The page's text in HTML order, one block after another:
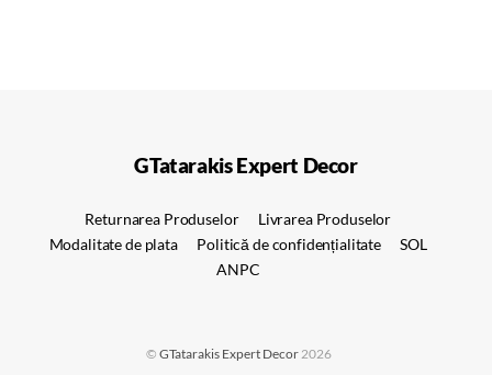
GTatarakis Expert Decor
Returnarea Produselor
Livrarea Produselor
Modalitate de plata
Politică de confidențialitate
SOL
ANPC
©GTatarakis Expert Decor 2026